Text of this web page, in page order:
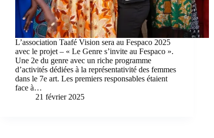
L’association Taafé Vision sera au Fespaco 2025
avec le projet – « Le Genre s’invite au Fespaco ».
Une 2e du genre avec un riche programme
d’activités dédiées à la représentativité des femmes
dans le 7e art. Les premiers responsables étaient
face à…
21 février 2025